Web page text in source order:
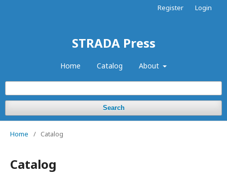
STRADA Press
Home Catalog About
Search
Register Login
Home / Catalog
Catalog